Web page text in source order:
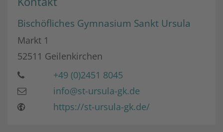
Bischöfliches Gymnasium Sankt Ursula
Markt 1
52511 Geilenkirchen
+49 (0)2451 8045
info@st-ursula-gk.de
https://st-ursula-gk.de/